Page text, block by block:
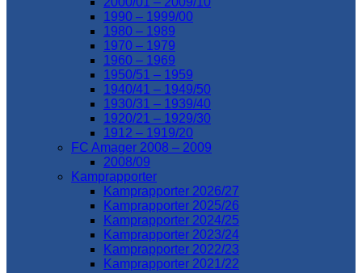
1990 – 1999/00
1980 – 1989
1970 – 1979
1960 – 1969
1950/51 – 1959
1940/41 – 1949/50
1930/31 – 1939/40
1920/21 – 1929/30
1912 – 1919/20
FC Amager 2008 – 2009
2008/09
Kamprapporter
Kamprapporter 2026/27
Kamprapporter 2025/26
Kamprapporter 2024/25
Kamprapporter 2023/24
Kamprapporter 2022/23
Kamprapporter 2021/22